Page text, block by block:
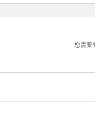
您需要